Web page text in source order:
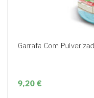
Garrafa Com
9,20 €